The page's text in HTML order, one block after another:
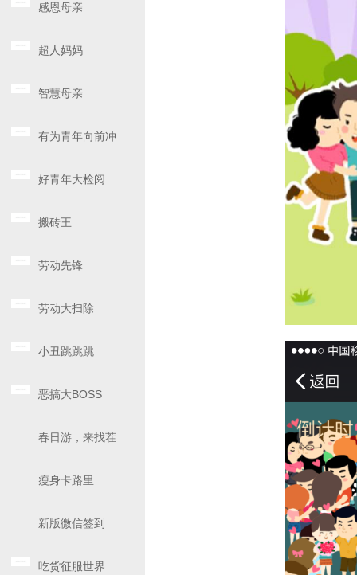
感恩母亲
超人妈妈
智慧母亲
有为青年向前冲
好青年大检阅
搬砖王
劳动先锋
劳动大扫除
小丑跳跳跳
恶搞大BOSS
春日游，来找茬
瘦身卡路里
新版微信签到
吃货征服世界